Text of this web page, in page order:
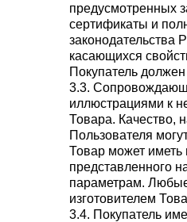
предусмотренных
сертификаты и
законодательства
касающихся
Покупатель
3.3.
иллюстрациями к
Товара. Качество,
Пользователя
Товар может иметь
представленного
параметрам.
изготовителем
3.4. Покупатель